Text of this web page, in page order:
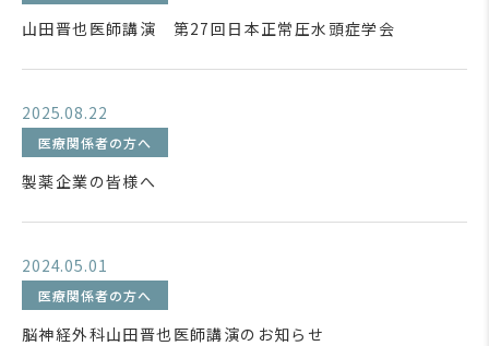
山田晋也医師講演 第27回日本正常圧水頭症学会
2025.08.22
医療関係者の方へ
製薬企業の皆様へ
2024.05.01
医療関係者の方へ
脳神経外科山田晋也医師講演のお知らせ